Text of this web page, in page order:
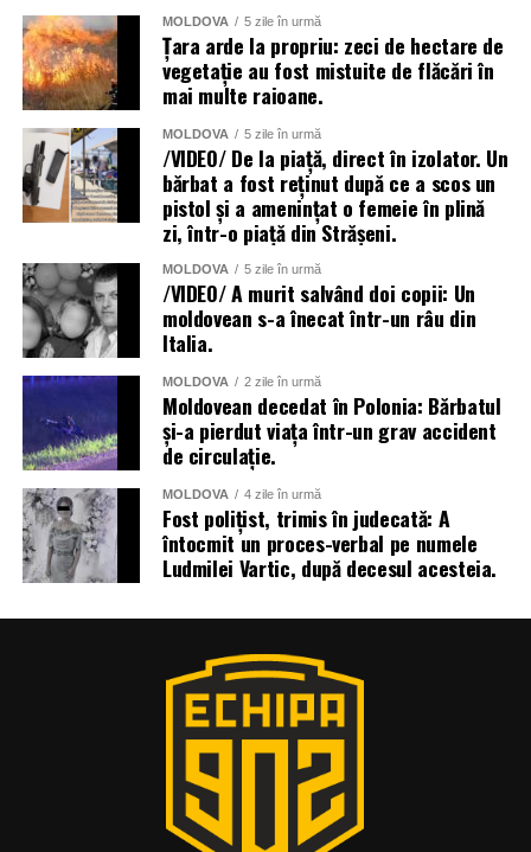
Menționăm că meteorologii prognozează vreme instabilă
și pentru următoarele zile.
MOLDOVA 5 zile în urmă
Țara arde la propriu: zeci de hectare de
vegetație au fost mistuite de flăcări în
mai multe raioane.
MOLDOVA 5 zile în urmă
/VIDEO/ De la piață, direct în izolator. Un
bărbat a fost reținut după ce a scos un
pistol și a amenințat o femeie în plină
zi, într-o piață din Strășeni.
MOLDOVA 5 zile în urmă
/VIDEO/ A murit salvând doi copii: Un
moldovean s-a înecat într-un râu din
Italia.
MOLDOVA 2 zile în urmă
Moldovean decedat în Polonia: Bărbatul
și-a pierdut viața într-un grav accident
de circulație.
MOLDOVA 4 zile în urmă
Fost polițist, trimis în judecată: A
întocmit un proces-verbal pe numele
Ludmilei Vartic, după decesul acesteia.